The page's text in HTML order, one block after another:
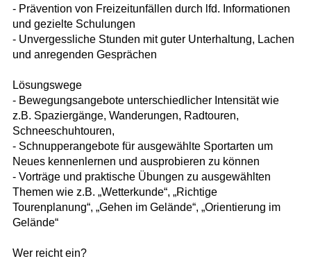
- Prävention von Freizeitunfällen durch lfd. Informationen
und gezielte Schulungen
- Unvergessliche Stunden mit guter Unterhaltung, Lachen
und anregenden Gesprächen
Lösungswege
- Bewegungsangebote unterschiedlicher Intensität wie
z.B. Spaziergänge, Wanderungen, Radtouren,
Schneeschuhtouren,
- Schnupperangebote für ausgewählte Sportarten um
Neues kennenlernen und ausprobieren zu können
- Vorträge und praktische Übungen zu ausgewählten
Themen wie z.B. „Wetterkunde“, „Richtige
Tourenplanung“, „Gehen im Gelände“, „Orientierung im
Gelände“
Wer reicht ein?